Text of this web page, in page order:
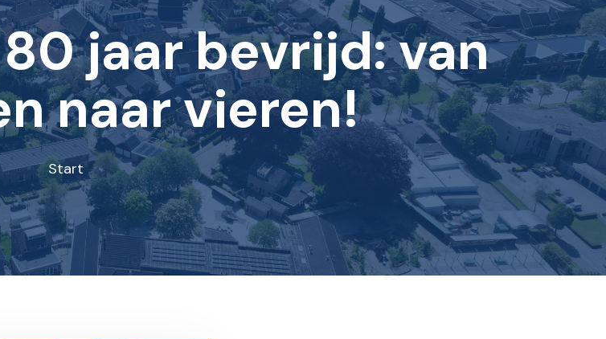
jaar bevrijd: van
naar vieren!
Start